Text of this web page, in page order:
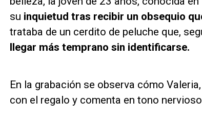
su inquietud tras recibir un obsequio
trataba de un cerdito de peluche que,
llegar más temprano sin identificarse.
En la grabación se observa cómo
con el regalo y comenta en tono